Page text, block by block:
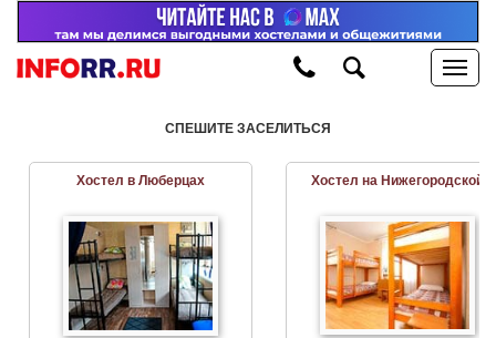
СПЕШИТЕ ЗАСЕЛИТЬСЯ
Хостел в Люберцах Хостел на Нижегородской